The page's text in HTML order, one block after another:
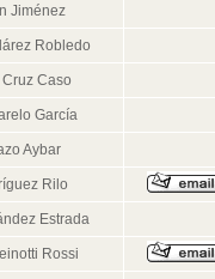
Jiménez
Robledo
Caso
García
Aybar
Rilo
Estrada
Rossi